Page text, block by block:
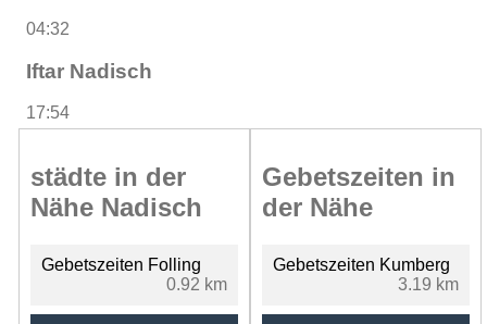
04:32
Iftar Nadisch
17:54
städte in der
Nähe Nadisch
Gebetszeiten Folling
0.92 km
Gebetszeiten in
der Nähe
Gebetszeiten Kumberg
3.19 km